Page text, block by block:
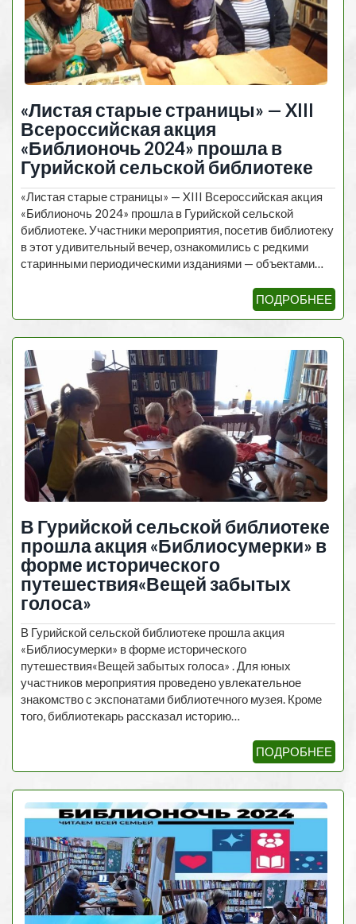
«Листая старые страницы» — XIII
Всероссийская акция
«Библионочь 2024» прошла в
Гурийской сельской библиотеке
«Листая старые страницы» — XIII Всероссийская акция
«Библионочь 2024» прошла в Гурийской сельской
библиотеке. Участники мероприятия, посетив библиотеку
в этот удивительный вечер, ознакомились с редкими
старинными периодическими изданиями — объектами…
ПОДРОБНЕЕ
В Гурийской сельской библиотеке
прошла акция «Библиосумерки» в
форме исторического
путешествия«Вещей забытых
голоса»
В Гурийской сельской библиотеке прошла акция
«Библиосумерки» в форме исторического
путешествия«Вещей забытых голоса» . Для юных
участников мероприятия проведено увлекательное
знакомство с экспонатами библиотечного музея. Кроме
того, библиотекарь рассказал историю…
ПОДРОБНЕЕ